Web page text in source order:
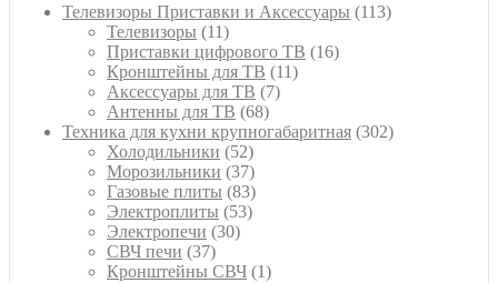
Телевизоры Приставки и Аксессуары 113113
Телевизоры 1111
товаров
Приставки цифрового ТВ 1616
Кронштейны для ТВ 1111
Аксессуары для ТВ 77
Антенны для ТВ 6868
товаров
Техника для кухни крупногабаритная 302302
Холодильники 5252
товара
Морозильники 3737
товаров
Газовые плиты 8383
товара
Электроплиты 5353
Электропечи 3030
СВЧ печи 3737
товаров
Кронштейны СВЧ 11